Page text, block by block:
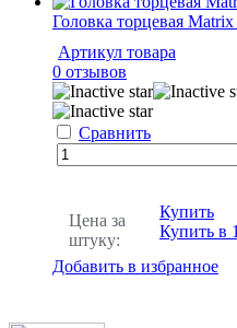
Головка торцевая
Артикул товара
0 отзывов
Сравнить
Цена за
штуку:
Купить
Купить в
Добавить в избранное